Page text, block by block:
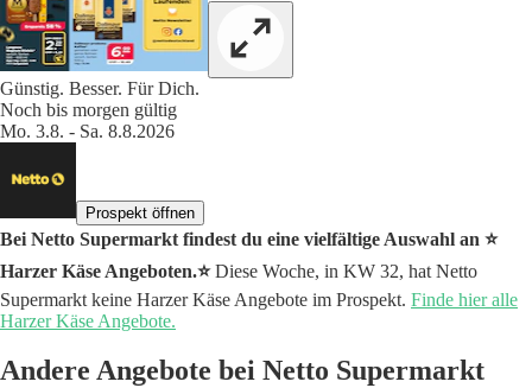
Günstig. Besser. Für Dich.
Noch bis morgen gültig
Mo. 3.8. - Sa. 8.8.2026
Prospekt öffnen
Bei Netto Supermarkt findest du eine vielfältige Auswahl an ⭐️
Harzer Käse Angeboten.⭐️Diese Woche, in KW 32, hat Netto
Supermarkt keine Harzer Käse Angebote im Prospekt. Finde hier alle
Harzer Käse Angebote.
Andere Angebote bei Netto Supermarkt